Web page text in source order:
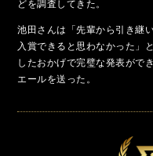
どを調査してきた。
池田さんは「先輩から引き継
入賞できると思わなかった」
したおかげで完璧な発表がで
エールを送った。